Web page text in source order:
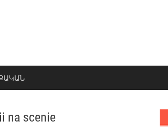
na scenie